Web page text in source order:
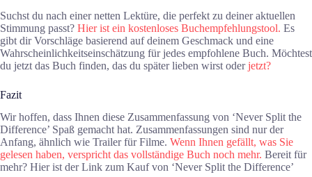
Suchst du nach einer netten Lektüre, die perfekt zu deiner aktuellen
Stimmung passt? Hier ist ein kostenloses Buchempfehlungstool. Es
gibt dir Vorschläge basierend auf deinem Geschmack und eine
Wahrscheinlichkeitseinschätzung für jedes empfohlene Buch. Möchtest
du jetzt das Buch finden, das du später lieben wirst oderjetzt?
Fazit
Wir hoffen, dass Ihnen diese Zusammenfassung von ‘Never Split the
Difference’ Spaß gemacht hat. Zusammenfassungen sind nur der
Anfang, ähnlich wie Trailer für Filme. Wenn Ihnen gefällt, was Sie
gelesen haben, verspricht das vollständige Buch noch mehr. Bereit für
mehr? Hier ist der Link zum Kauf von ‘Never Split the Difference’